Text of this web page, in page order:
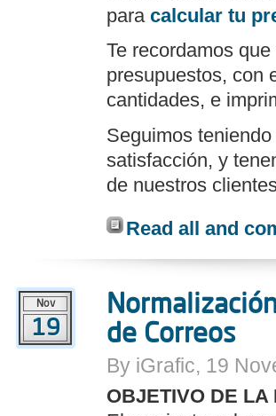
para calcular tu
Te recordamos
presupuestos, con
cantidades, e
Seguimos
satisfacción, y
de nuestros
Read all and
Nov
19
de Correos
By iGrafic, 19
OBJETIVO DE LA